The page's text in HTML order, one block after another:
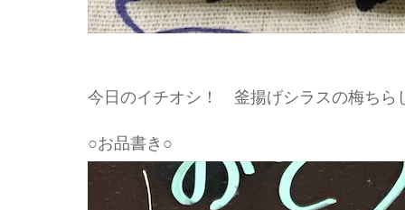
今日のイチオシ！ 釜揚げシラスの梅ちら
○お品書き○